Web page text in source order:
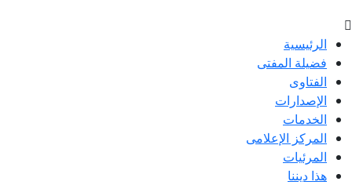
الرئيسية
فضيلة المفتى
الفتاوى
الإصدارات
الخدمات
المركز الإعلامى
المرئيات
هذا ديننا